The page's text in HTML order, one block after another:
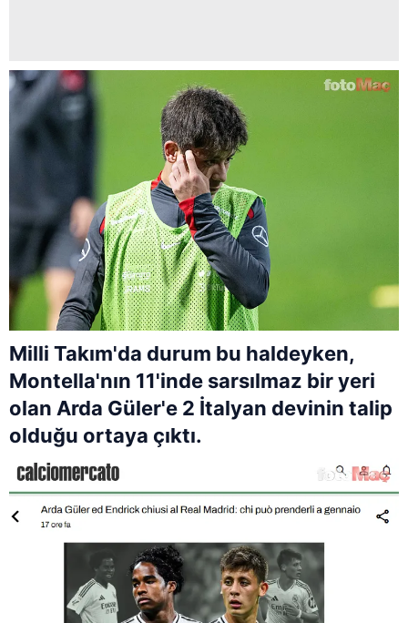
Milli Takım'da durum bu haldeyken,
Montella'nın 11'inde sarsılmaz bir yeri
olan Arda Güler'e 2 İtalyan devinin talip
olduğu ortaya çıktı.